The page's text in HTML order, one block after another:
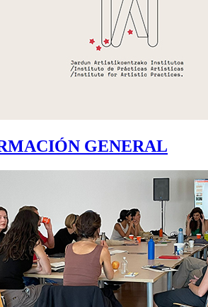
GENERAL